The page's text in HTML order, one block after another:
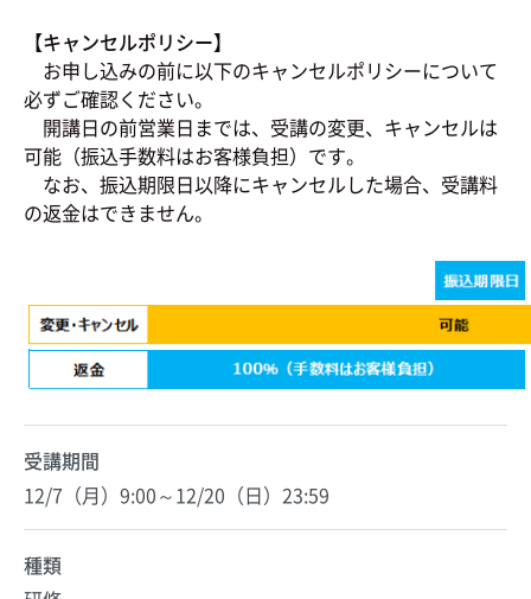
【キャンセルポリシー】
お申し込みの前に以下のキャンセルポリシーについて
必ずご確認ください。
開講日の前営業日までは、受講の変更、キャンセルは
可能（振込手数料はお客様負担）です。
なお、振込期限日以降にキャンセルした場合、受講料
の返金はできません。
受講期間
12/7（月）9:00～12/20（日）23:59
種類